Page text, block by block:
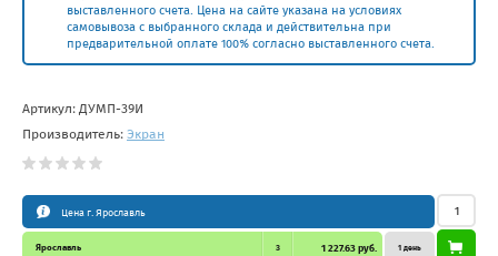
выставленного счета. Цена на сайте указана на условиях
самовывоза с выбранного склада и действительна при
предварительной оплате 100% согласно выставленного счета.
Артикул: ДУМП-39И
Производитель: Экран
Цена г. Ярославль
Ярославль 3 1 227.63 руб. 1 день